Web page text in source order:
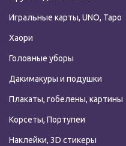
Игральные карты, UNO, Таро
Хаори
Головные уборы
Дакимакуры и подушки
Плакаты, гобелены, картины
Корсеты, Портупеи
Наклейки, 3D стикеры